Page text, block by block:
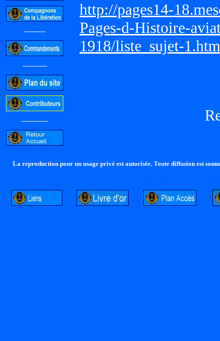
---------
----------
-----------
http://pages14-
Pages-d-Histoire-
1918/liste_sujet-1.htm
La reproduction pour un usage privé est autorisée. Toute diffusion est